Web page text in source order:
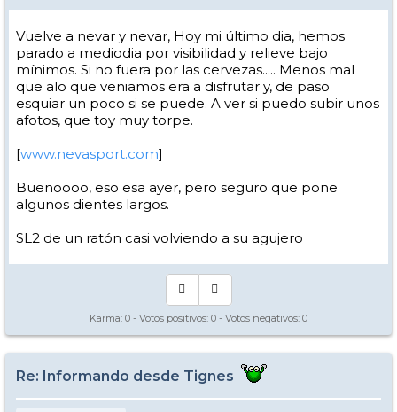
Vuelve a nevar y nevar, Hoy mi último dia, hemos
parado a mediodia por visibilidad y relieve bajo
mínimos. Si no fuera por las cervezas..... Menos mal
que alo que veniamos era a disfrutar y, de paso
esquiar un poco si se puede. A ver si puedo subir unos
afotos, que toy muy torpe.
[www.nevasport.com]
Buenoooo, eso esa ayer, pero seguro que pone
algunos dientes largos.
SL2 de un ratón casi volviendo a su agujero
Karma: 0 - Votos positivos: 0 - Votos negativos: 0
Re: Informando desde Tignes